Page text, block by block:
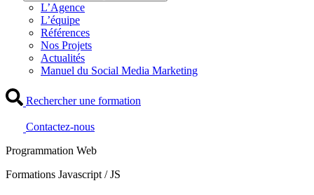
L’Agence
L’équipe
Références
Nos Projets
Actualités
Manuel du Social Media Marketing
Rechercher une formation
Contactez-nous
Programmation Web
Formations Javascript / JS